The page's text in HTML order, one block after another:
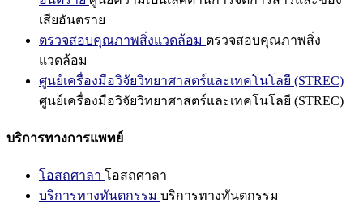
เสียอันตราย
ตรวจสอบคุณภาพสิ่งแวดล้อม ตรวจสอบคุณภาพสิ่ง
แวดล้อม
ศูนย์เครื่องมือวิจัยวิทยาศาสตร์และเทคโนโลยี (STREC)
ศูนย์เครื่องมือวิจัยวิทยาศาสตร์และเทคโนโลยี (STREC)
บริการทางการแพทย์
โอสถศาลา โอสถศาลา
บริการทางทันตกรรม บริการทางทันตกรรม